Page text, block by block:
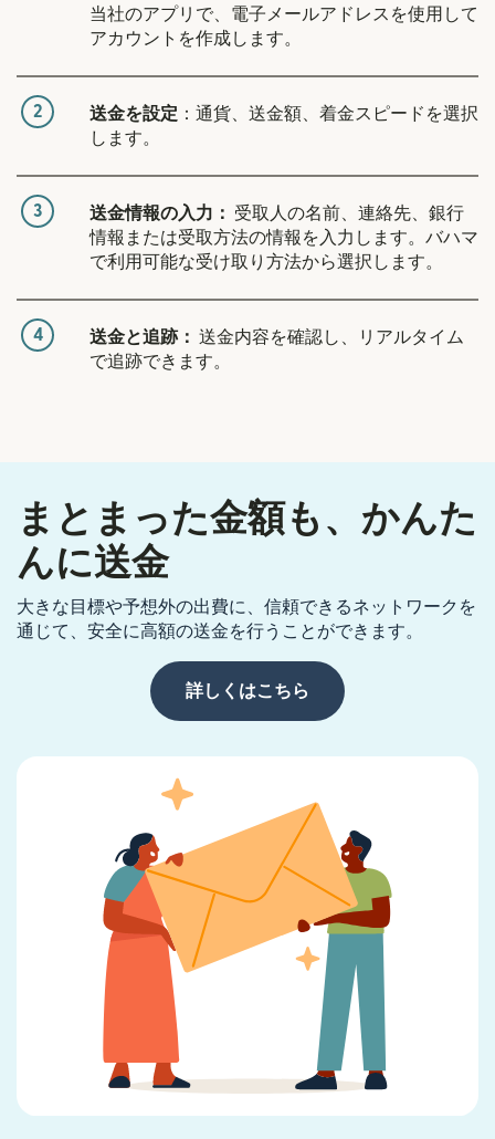
当社のアプリで、電子メールアドレスを使用して
アカウントを作成します。
2 送金を設定 ：通貨、送金額、着金スピードを選択
します。
3 送金情報の入力：
受取人の名前、連絡先、銀行
情報または受取方法の情報を入力します。バハマ
で利用可能な受け取り方法から選択します。
4 送金と追跡： 送金内容を確認し、リアルタイム
で追跡できます。
まとまった金額も、かんた
んに送金
大きな目標や予想外の出費に、信頼できるネットワークを
通じて、安全に高額の送金を行うことができます。
詳しくはこちら